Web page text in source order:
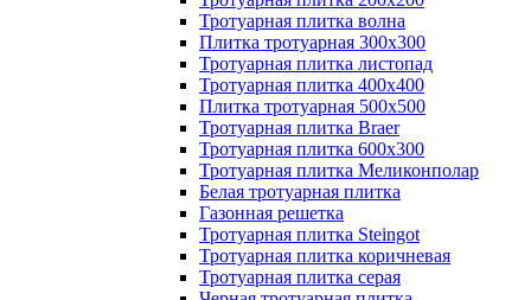
Тротуарная плитка волна
Плитка тротуарная 300х300
Тротуарная плитка листопад
Тротуарная плитка 400х400
Плитка тротуарная 500x500
Тротуарная плитка Braer
Тротуарная плитка 600х300
Тротуарная плитка Меликонполар
Белая тротуарная плитка
Газонная решетка
Тротуарная плитка Steingot
Тротуарная плитка коричневая
Тротуарная плитка серая